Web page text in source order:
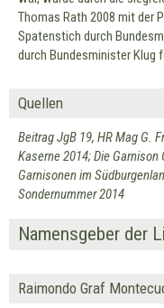
Thomas Rath 2008 mit der
Spatenstich durch
durch Bundesminister
Quellen
Beitrag JgB 19, HR Mag G.
Kaserne 2014; Die
Garnisonen im
Sondernummer 2014
Namensgeber der
Raimondo Graf